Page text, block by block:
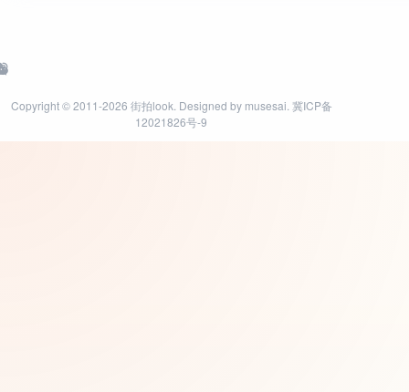
Copyright © 2011-2026 街拍look . Designed by musesai 冀ICP备
12021826号-9